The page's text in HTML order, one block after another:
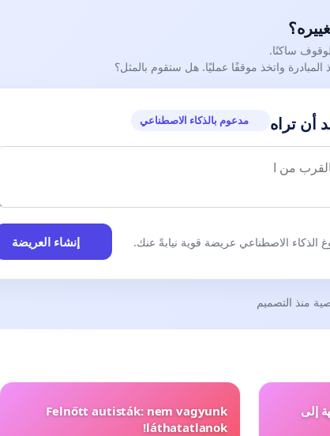
ساكنًا.
واتخذ موقفًا عمليًا. هل ستقوم بالمثل؟
أن تراه مدعوم بالذكاء الاصطناعي
الاصطناعي عريضة قوية نيابةً عنك. إنشاء العريضة
منذ التصميم
إلى
Felnőtt autisták: nem vagyunk
láthatatlanok!